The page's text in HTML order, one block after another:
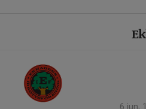
6 jun,